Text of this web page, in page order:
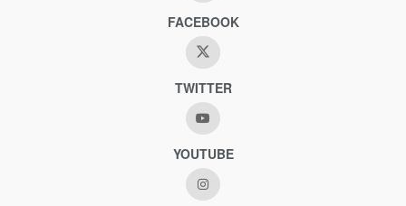
FACEBOOK
TWITTER
YOUTUBE